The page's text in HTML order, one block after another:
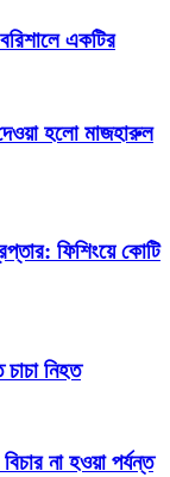
একটির
হলো মাজহারুল
ফিশিংয়ে কোটি
নিহত
না হওয়া পর্যন্ত